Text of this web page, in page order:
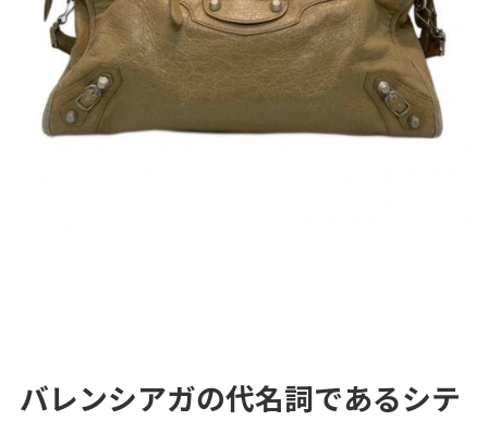
バレンシアガの代名詞であるシテ